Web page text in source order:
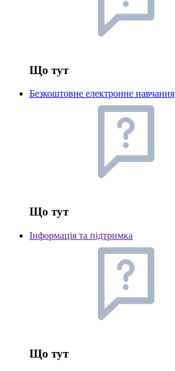
Що тут
Безкоштовне електронне навчання
Що тут
Інформація та підтримка
Що тут